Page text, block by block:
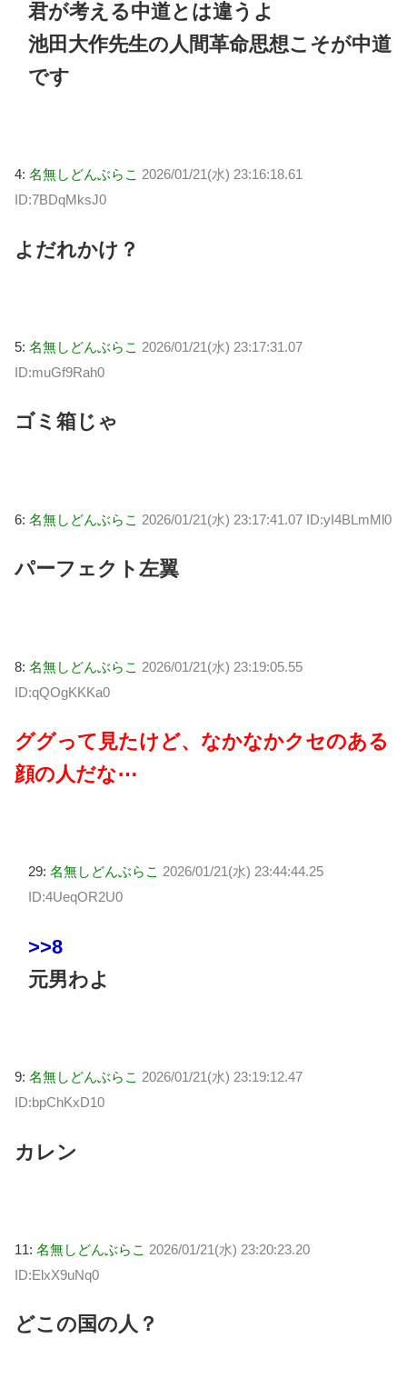
君が考える中道とは違うよ
池田大作先生の人間革命思想こそが中道
です
4: 名無しどんぶらこ 2026/01/21(水) 23:16:18.61
ID:7BDqMksJ0
よだれかけ？
5: 名無しどんぶらこ 2026/01/21(水) 23:17:31.07
ID:muGf9Rah0
ゴミ箱じゃ
6: 名無しどんぶらこ 2026/01/21(水) 23:17:41.07 ID:yI4BLmMl0
パーフェクト左翼
8: 名無しどんぶらこ 2026/01/21(水) 23:19:05.55
ID:qQOgKKKa0
ググって見たけど、なかなかクセのある
顔の人だな⋯
29: 名無しどんぶらこ 2026/01/21(水) 23:44:44.25
ID:4UeqOR2U0
>>8
元男わよ
9: 名無しどんぶらこ 2026/01/21(水) 23:19:12.47
ID:bpChKxD10
カレン
11: 名無しどんぶらこ 2026/01/21(水) 23:20:23.20
ID:ElxX9uNq0
どこの国の人？